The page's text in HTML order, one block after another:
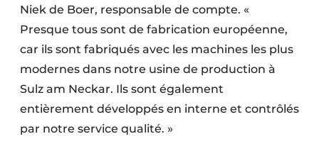
Niek de Boer, responsable de compte. «
Presque tous sont de fabrication européenne,
car ils sont fabriqués avec les machines les plus
modernes dans notre usine de production à
Sulz am Neckar. Ils sont également
entièrement développés en interne et contrôlés
par notre service qualité. »